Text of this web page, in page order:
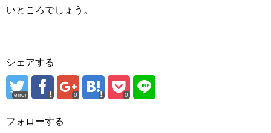
いところでしょう。
シェアする
error 0 0
フォローする